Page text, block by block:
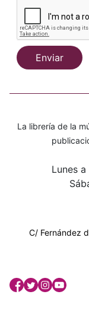
Enviar
La librería de la
Lunes
C/ Fernández